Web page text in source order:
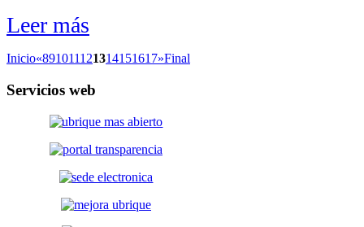
Leer más
Inicio«891011121314151617»Final
Servicios web